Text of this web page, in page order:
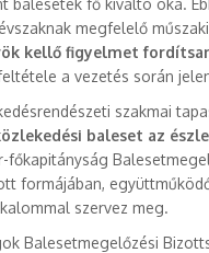
megfelelő
kellő figyelmet
a vezetés során
szakmai
baleset az
formájában,
szervez meg.
Balesetmegelőzési